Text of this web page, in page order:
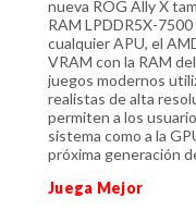
nueva ROG Ally X
RAM LPDDR5X-
cualquier APU, el
VRAM con la RAM
juegos modernos
realistas de alta
permiten a los
sistema como a la
próxima generación
Juega Mejor